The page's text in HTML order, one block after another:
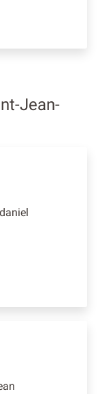
Jean-